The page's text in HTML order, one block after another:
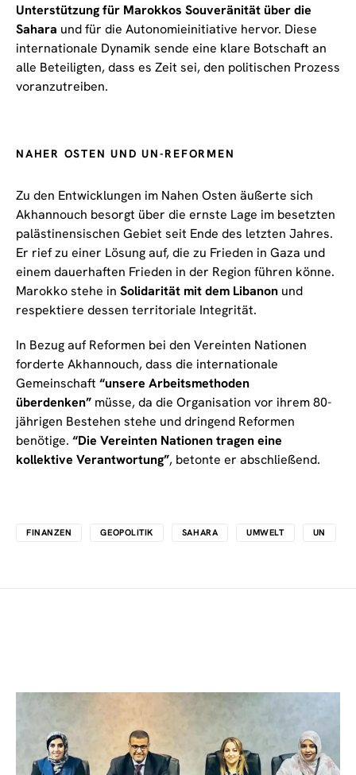
Unterstützung für Marokkos Souveränität über die
Sahara und für die Autonomieinitiative hervor. Diese
internationale Dynamik sende eine klare Botschaft an
alle Beteiligten, dass es Zeit sei, den politischen Prozess
voranzutreiben.
NAHER OSTEN UND UN-REFORMEN
Zu den Entwicklungen im Nahen Osten äußerte sich
Akhannouch besorgt über die ernste Lage im besetzten
palästinensischen Gebiet seit Ende des letzten Jahres.
Er rief zu einer Lösung auf, die zu Frieden in Gaza und
einem dauerhaften Frieden in der Region führen könne.
Marokko stehe in Solidarität mit dem Libanon und
respektiere dessen territoriale Integrität.
In Bezug auf Reformen bei den Vereinten Nationen
forderte Akhannouch, dass die internationale
Gemeinschaft “unsere Arbeitsmethoden
überdenken” müsse, da die Organisation vor ihrem 80-
jährigen Bestehen stehe und dringend Reformen
benötige. “Die Vereinten Nationen tragen eine
kollektive Verantwortung”, betonte er abschließend.
FINANZEN GEOPOLITIK SAHARA UMWELT UN